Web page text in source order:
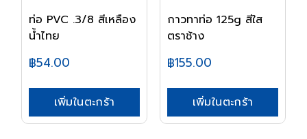
ท่อ PVC .3/8 สีเหลือง
น้ำไทย
฿54.00
เพิ่มในตะกร้า
กาวทาท่อ 125g สีใส
ตราช้าง
฿155.00
เพิ่มในตะกร้า